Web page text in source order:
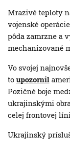
Mrazivé teploty
vojenské
pôda zamrzne a
mechanizované
Vo svojej
to upozornil
Pozičné boje
ukrajinskými
celej frontovej
Ukrajinský